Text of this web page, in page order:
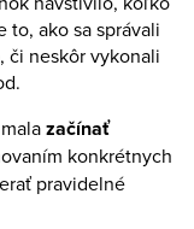
to, ako sa správali
či neskôr vykonali
začínať
konkrétnych
pravidelné